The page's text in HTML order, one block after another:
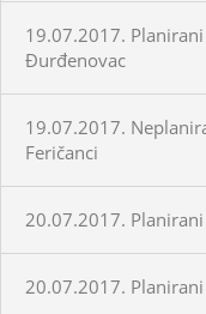
19.07.2017.
Đurđenovac
19.07.2017.
Feričanci
20.07.2017.
20.07.2017.